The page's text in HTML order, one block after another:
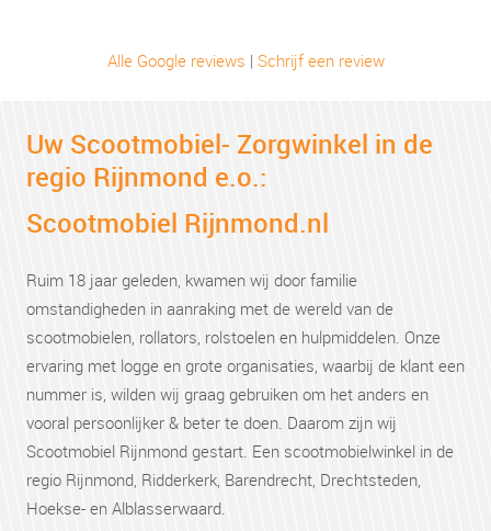
Alle Google reviews | Schrijf een review
Uw Scootmobiel- Zorgwinkel in de
regio Rijnmond e.o.:
Scootmobiel Rijnmond.nl
Ruim 18 jaar geleden, kwamen wij door familie
omstandigheden in aanraking met de wereld van de
scootmobielen, rollators, rolstoelen en hulpmiddelen. Onze
ervaring met logge en grote organisaties, waarbij de klant een
nummer is, wilden wij graag gebruiken om het anders en
vooral persoonlijker & beter te doen. Daarom zijn wij
Scootmobiel Rijnmond gestart. Een scootmobielwinkel in de
regio Rijnmond, Ridderkerk, Barendrecht, Drechtsteden,
Hoekse- en Alblasserwaard.